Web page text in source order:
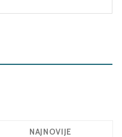
NAJNOVIJE